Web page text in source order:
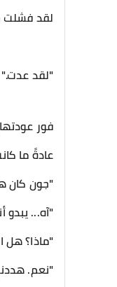
​لقد فشلت
​"لقد عدت."
​فور
عادةً ما
​"جون كان
"آه...
"ماذا؟ هل
"نعم.